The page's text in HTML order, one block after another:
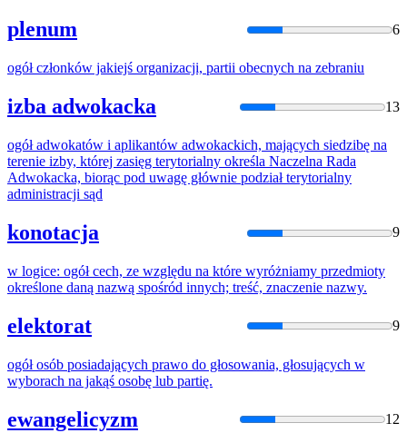
plenum 6
ogółczłonków jakiejś organizacji, partii obecnych na zebraniu
izba adwokacka 13
ogóładwokatów i aplikantów adwokackich, mających siedzibę na
terenie izby, której zasięg terytorialny określa Naczelna Rada
Adwokacka, biorąc pod uwagę głównie podział terytorialny
administracji sąd
konotacja 9
w logice: ogółcech, ze względu na które wyróżniamy przedmioty
określone daną nazwą spośród innych; treść, znaczenie nazwy.
elektorat 9
ogółosób posiadających prawo do głosowania, głosujących w
wyborach na jakąś osobę lub partię.
ewangelicyzm 12